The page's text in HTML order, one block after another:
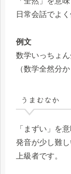
日常会話でよ
例文
数学いっちょん
（数学全然分
うまむなか
「まずい」を
発音が少し難
上級者です。